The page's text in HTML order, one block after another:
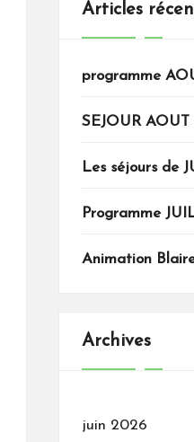
Articles
programme
SEJOUR
Les séjours de
Programme
Animation
Archives
juin 2026